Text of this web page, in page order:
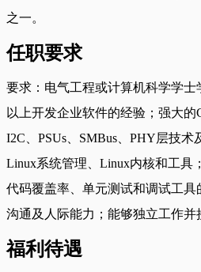
之一。
任职要求
要求：电气工程或计算机科学学
以上开发企业软件的经验；强大的
I2C、PSUs、SMBus、PHY层技
Linux系统管理、Linux内核和工具
代码覆盖率、单元测试和调试工
沟通及人际能力；能够独立工作并
福利待遇